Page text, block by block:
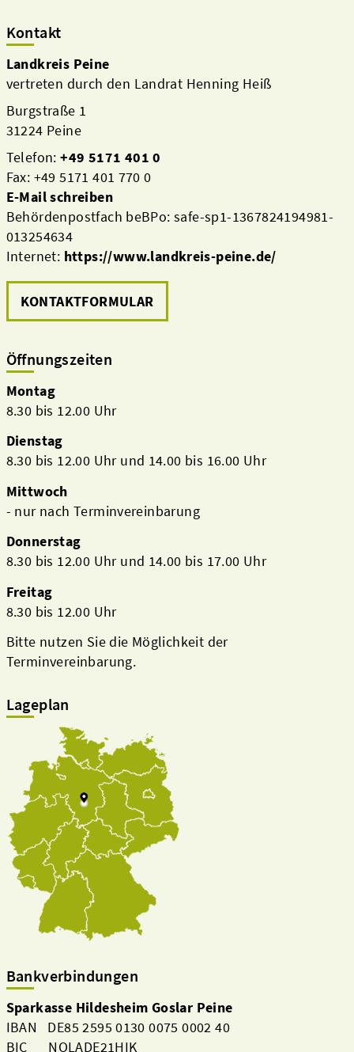
Kontakt
Landkreis Peine
vertreten durch den Landrat Henning Heiß
Burgstraße 1
31224 Peine
Telefon:+49 5171 401 0
Fax: +49 5171 401 770 0
E-Mail schreiben
Behördenpostfach beBPo: safe-sp1-1367824194981-
013254634
Internet: https://www.landkreis-peine.de/
KONTAKTFORMULAR
Öffnungszeiten
Montag
8.30 bis 12.00 Uhr
Dienstag
8.30 bis 12.00 Uhr und 14.00 bis 16.00 Uhr
Mittwoch
- nur nach Terminvereinbarung
Donnerstag
8.30 bis 12.00 Uhr und 14.00 bis 17.00 Uhr
Freitag
8.30 bis 12.00 Uhr
Bitte nutzen Sie die Möglichkeit der
Terminvereinbarung.
Lageplan
Bankverbindungen
Sparkasse Hildesheim Goslar Peine
IBAN DE85 2595 0130 0075 0002 40
BIC NOLADE21HIK